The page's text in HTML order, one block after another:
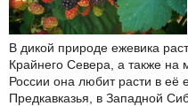
В дикой природе ежевика
Крайнего Севера, а также на
России она любит расти в её
Предкавказья, в Западной